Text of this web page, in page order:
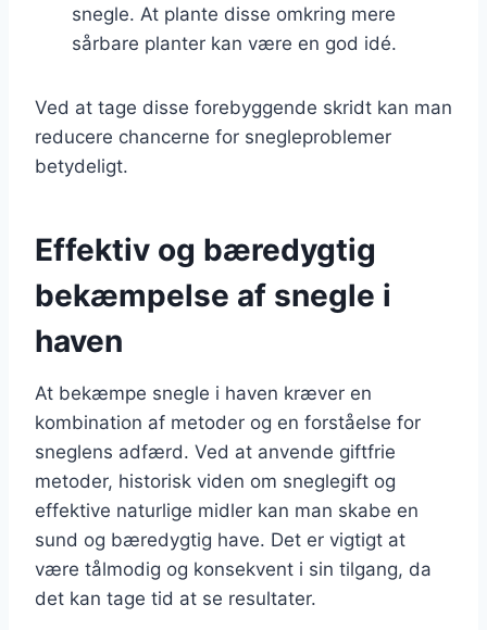
snegle. At plante disse omkring mere
sårbare planter kan være en god idé.
Ved at tage disse forebyggende skridt kan man
reducere chancerne for snegleproblemer
betydeligt.
Effektiv og bæredygtig
bekæmpelse af snegle i
haven
At bekæmpe snegle i haven kræver en
kombination af metoder og en forståelse for
sneglens adfærd. Ved at anvende giftfrie
metoder, historisk viden om sneglegift og
effektive naturlige midler kan man skabe en
sund og bæredygtig have. Det er vigtigt at
være tålmodig og konsekvent i sin tilgang, da
det kan tage tid at se resultater.